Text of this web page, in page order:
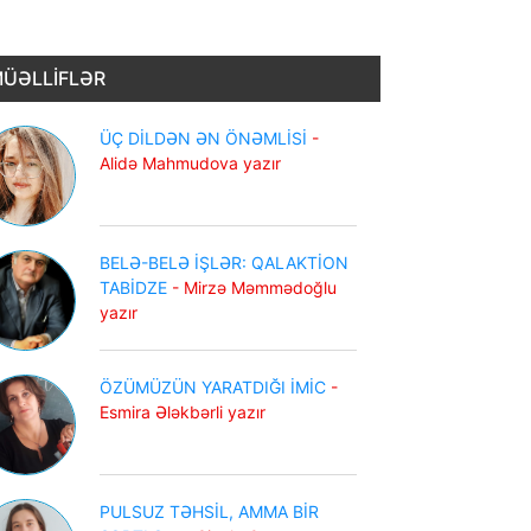
ÜÇ DİLDƏN ƏN ÖNƏMLİSİ -
Alidə Mahmudova yazır
BELƏ-BELƏ İŞLƏR: QALAKTİON
TABİDZE - Mirzə Məmmədoğlu
yazır
ÖZÜMÜZÜN YARATDIĞI İMİC -
Esmira Ələkbərli yazır
PULSUZ TƏHSİL, AMMA BİR